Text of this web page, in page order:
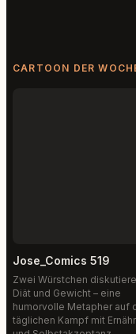
CARTOON DER
Jose_Comics 519
Zwei Würstchen
Diät und Gewicht – eine
humorvolle Metapher auf
täglichen Kampf mit